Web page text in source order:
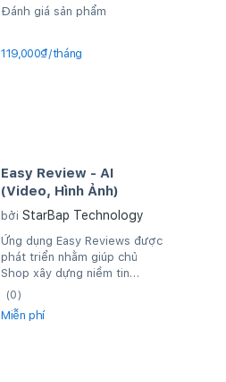
Đánh giá sản phẩm
119,000₫/tháng
Easy Review - AI
(Video, Hình Ảnh)
bởi StarBap Technology
Ứng dụng Easy Reviews được
phát triển nhằm giúp chủ
Shop xây dựng niềm tin
khách hàng và góp phần gia
tăng doanh số cửa...
(0)
Miễn phí